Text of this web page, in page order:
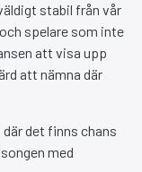
stabil från vår
spelare som inte
att visa upp
att nämna där
det finns chans
med